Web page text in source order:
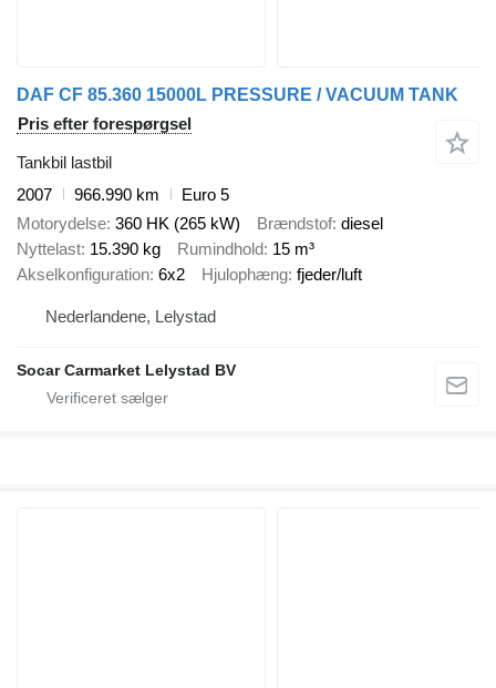
DAF CF 85.360 15000L PRESSURE / VACUUM TANK
Pris efter forespørgsel
Tankbil lastbil
2007
966.990 km
Euro 5
Motorydelse 360 HK (265 kW) Brændstof diesel
Nyttelast 15.390 kg Rumindhold 15 m³
Akselkonfiguration 6x2 Hjulophæng fjeder/luft
Nederlandene, Lelystad
Socar Carmarket Lelystad BV